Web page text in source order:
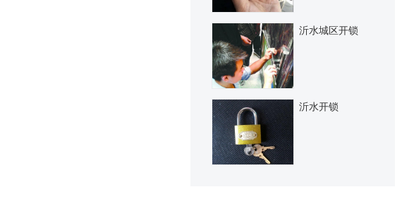
沂水城区开锁
沂水开锁